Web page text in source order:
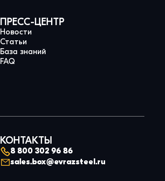
ПРЕСС-ЦЕНТР
Новости
Статьи
База знаний
FAQ
КОНТАКТЫ
8 800 302 96 86
sales.box@evrazsteel.ru